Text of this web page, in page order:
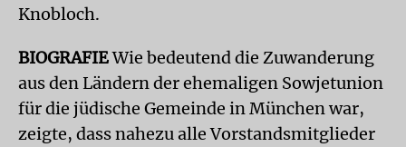
Knobloch.
BIOGRAFIEWie bedeutend die Zuwanderung
aus den Ländern der ehemaligen Sowjetunion
für die jüdische Gemeinde in München war,
zeigte, dass nahezu alle Vorstandsmitglieder